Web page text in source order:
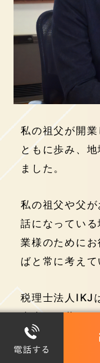
私の祖父が開
ともに歩み、
ました。
私の祖父や父
話になってい
業様のために
ばと常に考えて
税理士法人IKJ
未来を、共に
す。
お客様の成長の